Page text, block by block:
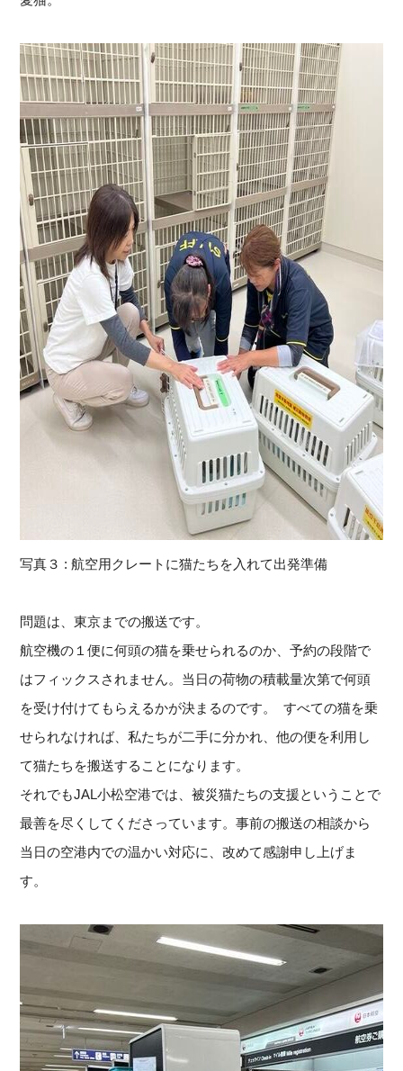
写真３ : 航空用クレートに猫たちを入れて出発準備
問題は、東京までの搬送です。
航空機の１便に何頭の猫を乗せられるのか、予約の段階で
はフィックスされません。 当日の荷物の積載量次第で何頭
を受け付けてもらえるかが決まるのです。 ⁡ すべての猫を乗
せられなければ、私たちが二手に分かれ、他の便を利用し
て猫たちを搬送することになります。 ⁡
それでもJAL小松空港では、被災猫たちの支援ということで
最善を尽くしてくださっています。事前の搬送の相談から
当日の空港内での温かい対応に、改めて感謝申し上げま
す。